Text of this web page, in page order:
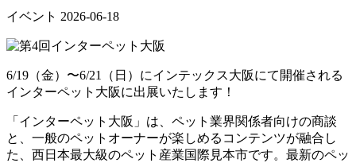
イベント 2026-06-18
6/19（金）〜6/21（日）にインテックス大阪にて開催される
インターペット大阪に出展いたします！
「インターペット大阪」は、ペット業界関係者向けの商談
と、一般のペットオーナーが楽しめるコンテンツが融合し
た、西日本最大級のペット産業国際見本市です。最新のペッ